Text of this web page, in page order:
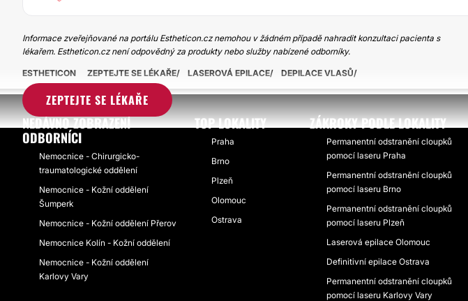
Informace zveřejňované na portálu Estheticon.cz nemohou v žádném případě nahradit konzultaci pacienta s
lékařem. Estheticon.cz není odpovědný za produkty nebo služby nabízené odborníky.
ZEPTEJTE SE LÉKAŘE
ESTHETICON ZEPTEJTE SE LÉKAŘE LASEROVÁ EPILACE DEPILACE VLASŮ
NEDÁVNO ZOBRAZENÍ
ODBORNÍCI
Nemocnice - Chirurgicko-
traumatologické oddělení
Nemocnice - Kožní oddělení
Šumperk
Nemocnice - Kožní oddělení Přerov
Nemocnice Kolín - Kožní oddělení
Nemocnice - Kožní oddělení
Karlovy Vary
TOP LOKALITY
Praha
Brno
Plzeň
Olomouc
Ostrava
ZÁKROKY PODLE LOKALITY
Permanentní odstranění cloupků
pomocí laseru Praha
Permanentní odstranění cloupků
pomocí laseru Brno
Permanentní odstranění cloupků
pomocí laseru Plzeň
Laserová epilace Olomouc
Definitivní epilace Ostrava
Permanentní odstranění cloupků
pomocí laseru Karlovy Vary